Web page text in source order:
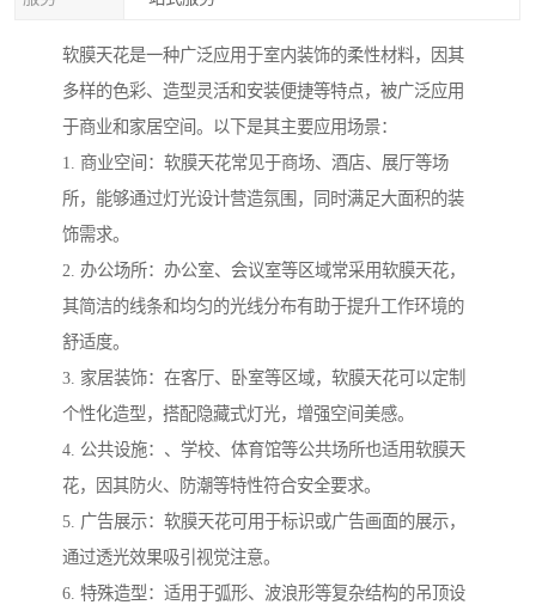
软膜天花是一种广泛应用于室内装饰的柔性材料，因其
多样的色彩、造型灵活和安装便捷等特点，被广泛应用
于商业和家居空间。以下是其主要应用场景：
1. 商业空间：软膜天花常见于商场、酒店、展厅等场
所，能够通过灯光设计营造氛围，同时满足大面积的装
饰需求。
2. 办公场所：办公室、会议室等区域常采用软膜天花，
其简洁的线条和均匀的光线分布有助于提升工作环境的
舒适度。
3. 家居装饰：在客厅、卧室等区域，软膜天花可以定制
个性化造型，搭配隐藏式灯光，增强空间美感。
4. 公共设施：、学校、体育馆等公共场所也适用软膜天
花，因其防火、防潮等特性符合安全要求。
5. 广告展示：软膜天花可用于标识或广告画面的展示，
通过透光效果吸引视觉注意。
6. 特殊造型：适用于弧形、波浪形等复杂结构的吊顶设